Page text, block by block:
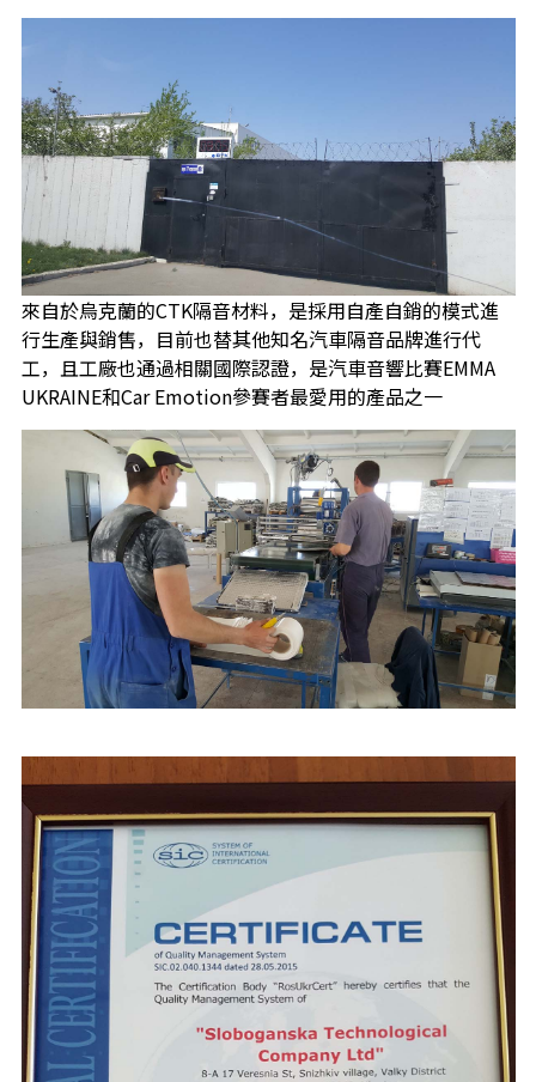
來自於烏克蘭的CTK隔音材料，是採用自產自銷的模式進
行生產與銷售，目前也替其他知名汽車隔音品牌進行代
工，且工廠也通過相關國際認證，是汽車音響比賽EMMA
UKRAINE和Car Emotion參賽者最愛用的產品之一